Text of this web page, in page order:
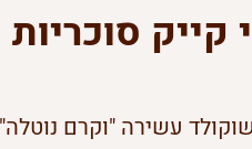
קייק סוכריות
עשירה "וקרם נוטלה"